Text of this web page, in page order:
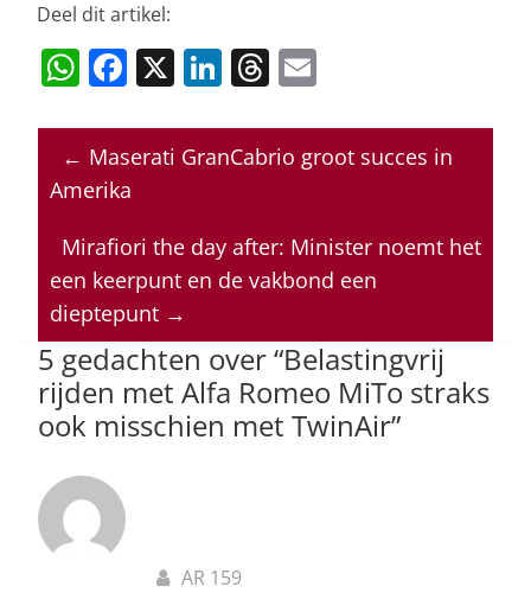
Deel dit artikel:
W
at
s
p
p
F
c
e
o
o
k
X Li
k
e
n
T
re
a
s
ai
l
← Maserati GranCabrio groot succes in
Amerika
Mirafiori the day after: Minister noemt het
een keerpunt en de vakbond een
dieptepunt →
5 gedachten over “Belastingvrij
rijden met Alfa Romeo MiTo straks
ook misschien met TwinAir”
AR 159